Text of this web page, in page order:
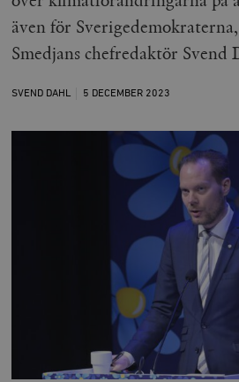
även för
Smedjans chefredaktör Svend
SVEND DAHL 5 DECEMBER 2023